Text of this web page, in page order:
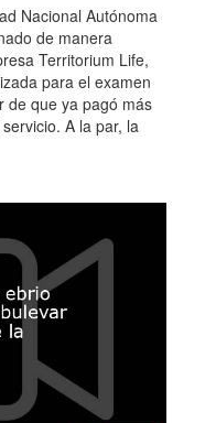
Nacional Autónoma
de manera
Territorium Life,
para el examen
de que ya pagó más
A la par, la